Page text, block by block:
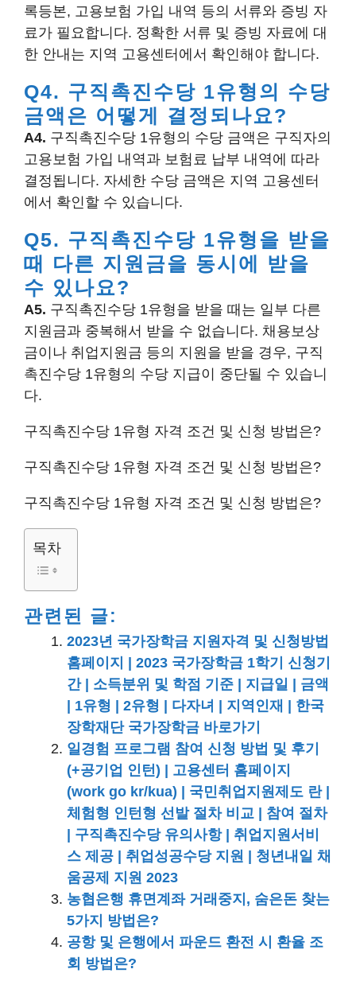
록등본, 고용보험 가입 내역 등의 서류와 증빙 자
료가 필요합니다. 정확한 서류 및 증빙 자료에 대
한 안내는 지역 고용센터에서 확인해야 합니다.
Q4. 구직촉진수당 1유형의 수당
금액은 어떻게 결정되나요?
A4. 구직촉진수당 1유형의 수당 금액은 구직자의
고용보험 가입 내역과 보험료 납부 내역에 따라
결정됩니다. 자세한 수당 금액은 지역 고용센터
에서 확인할 수 있습니다.
Q5. 구직촉진수당 1유형을 받을
때 다른 지원금을 동시에 받을
수 있나요?
A5. 구직촉진수당 1유형을 받을 때는 일부 다른
지원금과 중복해서 받을 수 없습니다. 채용보상
금이나 취업지원금 등의 지원을 받을 경우, 구직
촉진수당 1유형의 수당 지급이 중단될 수 있습니
다.
구직촉진수당 1유형 자격 조건 및 신청 방법은?
구직촉진수당 1유형 자격 조건 및 신청 방법은?
구직촉진수당 1유형 자격 조건 및 신청 방법은?
목차
관련된 글:
2023년 국가장학금 지원자격 및 신청방법
홈페이지 | 2023 국가장학금 1학기 신청기
간 | 소득분위 및 학점 기준 | 지급일 | 금액
| 1유형 | 2유형 | 다자녀 | 지역인재 | 한국
장학재단 국가장학금 바로가기
일경험 프로그램 참여 신청 방법 및 후기
(+공기업 인턴) | 고용센터 홈페이지
(work go kr/kua) | 국민취업지원제도 란 |
체험형 인턴형 선발 절차 비교 | 참여 절차
| 구직촉진수당 유의사항 | 취업지원서비
스 제공 | 취업성공수당 지원 | 청년내일 채
움공제 지원 2023
농협은행 휴면계좌 거래중지, 숨은돈 찾는
5가지 방법은?
공항 및 은행에서 파운드 환전 시 환율 조
회 방법은?